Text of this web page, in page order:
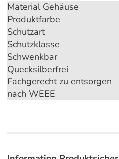
Material Gehäuse
Produktfarbe
Schutzart
Schutzklasse
Schwenkbar
Quecksilberfrei
Fachgerecht zu entsorgen
nach WEEE